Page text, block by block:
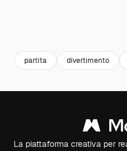
partita divertimento
La piattaforma creativa per